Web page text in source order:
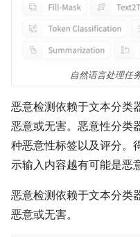
自然语言处理任
恶意检测依赖于文本分类
恶意或无害。恶意性分类
种恶意性标签以及评分。
示输入内容越有可能是恶
恶意检测依赖于文本分类
恶意或无害。